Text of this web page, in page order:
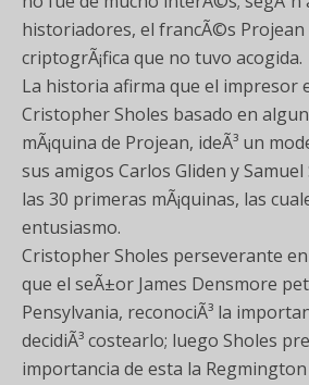
historiadores, el francÃ©s Projean
criptogrÃ¡fica que no tuvo acogida.
La historia afirma que el impresor
Cristopher Sholes basado en
mÃ¡quina de Projean, ideÃ³ un
sus amigos Carlos Gliden y
las 30 primeras mÃ¡quinas, las
entusiasmo.
Cristopher Sholes perseverante
que el seÃ±or James Densmore
Pensylvania, reconociÃ³ la
decidiÃ³ costearlo; luego Sholes
importancia de esta la Regmington